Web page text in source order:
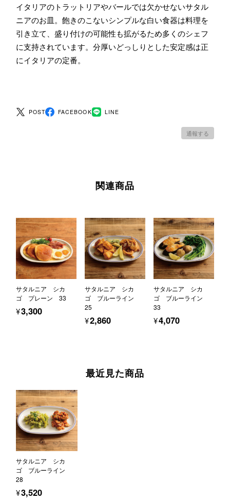
イタリアのトラットリアやバールでは欠かせないサタル
ニアのお皿。飽きのこないシンプルな白い食器は料理を
引き立て、盛り付けの可能性も拡がるため多くのシェフ
に支持されています。分厚いどっしりとした安定感は正
にイタリアの定番。
POST FACEBOOK LINE
通報する
関連商品
サタルニア シカ
ゴ プレーン 33
¥3,300
サタルニア シカ
ゴ ブルーライン
25
¥2,860
サタルニア シカ
ゴ ブルーライン
33
¥4,070
最近見た商品
サタルニア シカ
ゴ ブルーライン
28
¥3,520